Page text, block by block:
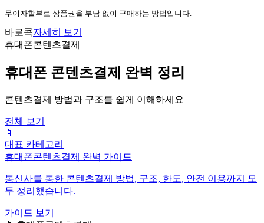
무이자할부로 상품권을 부담 없이 구매하는 방법입니다.
바로콕자세히 보기
휴대폰콘텐츠결제
휴대폰 콘텐츠결제 완벽 정리
콘텐츠결제 방법과 구조를 쉽게 이해하세요
전체 보기
📱
대표 카테고리
휴대폰콘텐츠결제 완벽 가이드
통신사를 통한 콘텐츠결제 방법, 구조, 한도, 안전 이용까지 모
두 정리했습니다.
가이드 보기